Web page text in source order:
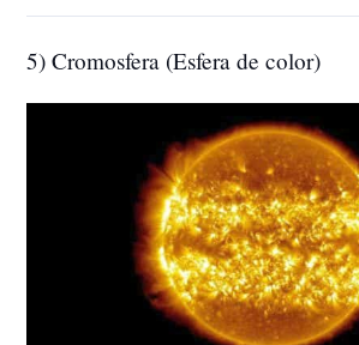
5) Cromosfera (Esfera de color)